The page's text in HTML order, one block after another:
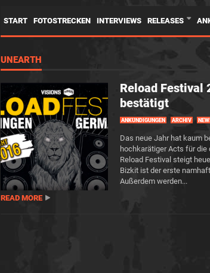
START FOTOSTRECKEN INTERVIEWS RELEASES
UNEARTH
Reload Festival
bestätigt
ANKÜNDIGUNGEN ARCHIV
Das neue Jahr hat kaum
hochkarätiger Acts für die
Reload Festival steigt
Bizkit ist der erste
Außerdem werden...
READ MORE